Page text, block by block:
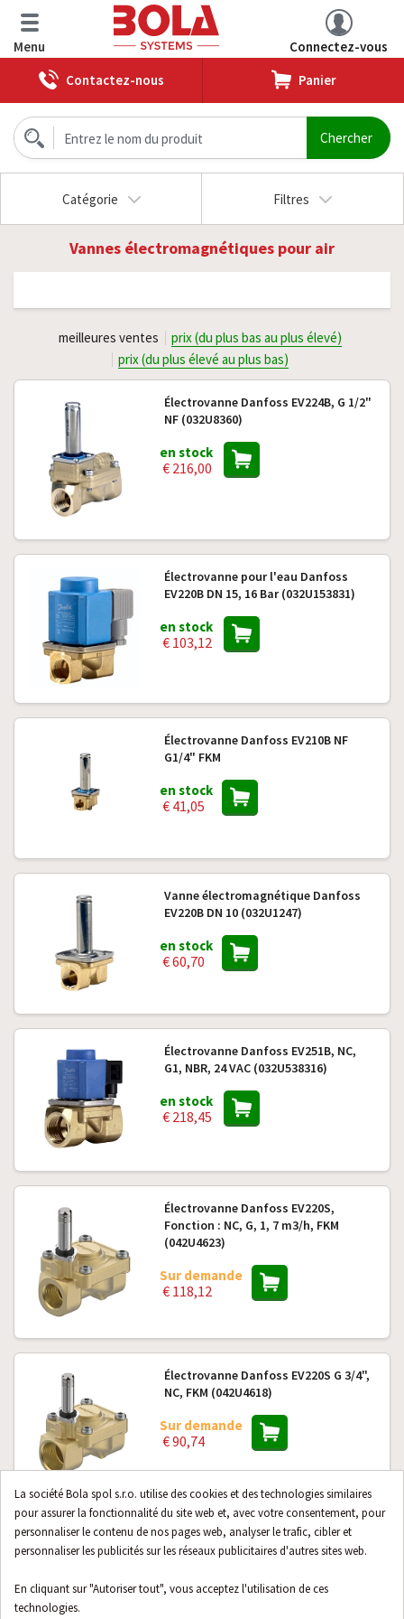
La société Bola spol s.r.o. utilise des cookies et des technologies similaires
pour assurer la fonctionnalité du site web et, avec votre consentement, pour
personnaliser le contenu de nos pages web, analyser le trafic, cibler et
personnaliser les publicités sur les réseaux publicitaires d'autres sites web.
En cliquant sur "Autoriser tout", vous acceptez l'utilisation de ces
technologies.
Menu
Connectez-vous
Contactez-nous
Panier
Catégorie Filtres
Vannes électromagnétiques pour air
meilleures ventes
prix (du plus bas au plus élevé)
prix (du plus élevé au plus bas)
Électrovanne Danfoss EV224B, G 1/2"
NF (032U8360)
en stock
€ 216,00
Électrovanne pour l'eau Danfoss
EV220B DN 15, 16 Bar (032U153831)
en stock
€ 103,12
Électrovanne Danfoss EV210B NF
G1/4" FKM
en stock
€ 41,05
Vanne électromagnétique Danfoss
EV220B DN 10 (032U1247)
en stock
€ 60,70
Électrovanne Danfoss EV251B, NC,
G1, NBR, 24 VAC (032U538316)
en stock
€ 218,45
Électrovanne Danfoss EV220S,
Fonction : NC, G, 1, 7 m3/h, FKM
(042U4623)
Sur demande
€ 118,12
Électrovanne Danfoss EV220S G 3/4",
NC, FKM (042U4618)
Sur demande
€ 90,74
Électrovanne Danfoss EV224B, G 1/2
NC (032U8080)
Sur demande
€ 216,00